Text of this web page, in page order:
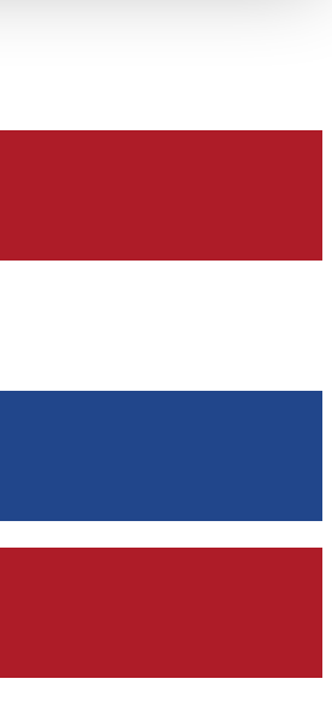
Ihrer Nutzung der Dienste